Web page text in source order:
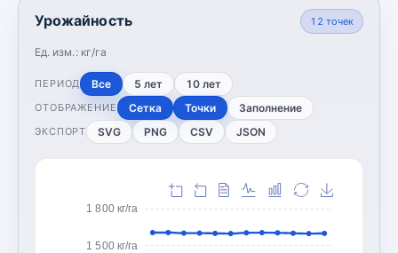
Урожайность
Ед. изм.: кг/га
12 точек
ПЕРИОД Все 5 лет 10 лет
ОТОБРАЖЕНИЕ Сетка Точки Заполнение
ЭКСПОРТ SVG PNG CSV JSON
1 500 кг/га
1 800 кг/га